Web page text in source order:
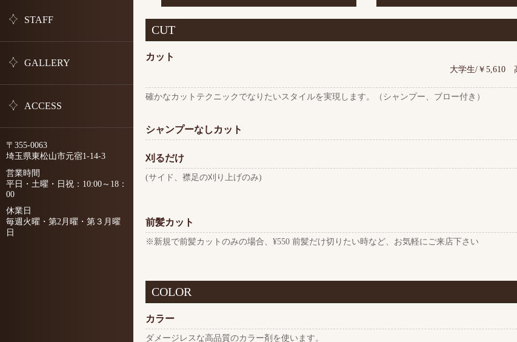
STAFF
GALLERY
ACCESS
〒355-0063
埼玉県東松山市元宿1-14-3
営業時間
平日・土曜・日祝：10:00～18：
00
休業日
毎週火曜・第2月曜・第３月曜
日
CUT
カット
大学生/￥5,610
確かなカットテクニックでなりたいスタイルを実現します。（シャンプー、ブロー付き）
シャンプーなしカット
刈るだけ
(サイド、襟足の刈り上げのみ)
前髪カット
※新規で前髪カットのみの場合、¥550 前髪だけ切りたい時など、お気軽にご来店下さい
COLOR
カラー
ダメージレスな高品質のカラー剤を使います。